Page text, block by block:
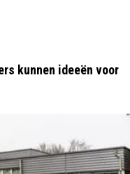
kunnen ideeën voor